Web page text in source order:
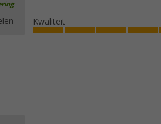
Kwaliteit